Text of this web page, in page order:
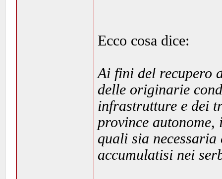
Ecco cosa dice:
Ai fini del recupero
delle originarie
infrastrutture e dei
province
quali sia
accumulatisi nei